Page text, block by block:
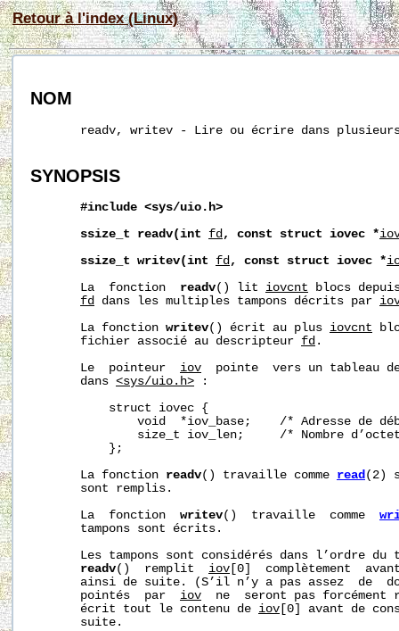
Retour à l'index (Linux)
NOM
readv, writev - Lire ou écrire dans
SYNOPSIS
#include <sys/uio.h>
ssize_t
readv(int fd, const struct iovec *
ssize_t writev(int fd, const struct iovec *
       La  fonction
readv() lit iovcnt blocs
fd dans les multiples tampons décrits par
       La fonction
writev() écrit au plus iovcnt
       fichier associé au descripteur
fd .
       Le  pointeur
iov
pointe  vers un tableau
       dans
<sys/uio.h> :
           struct iovec {
void  *iov_base;    /* Adresse de
size_t iov_len;     /* Nombre
           };
       La fonction
readv() travaille comme read(2)
       sont remplis.
       La  fonction
writev()  travaille  comme
       tampons sont écrits.
Les tampons sont considérés dans l’ordre du
readv()  remplit iov [0]  complètement
ainsi de suite. (S’il n’y a pas assez  de
       pointés  par
iov
ne  seront pas forcément
       écrit tout le contenu de
iov [0] avant de
       suite.